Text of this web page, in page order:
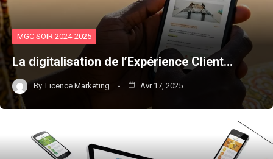
MGC SOIR 2024-2025
La digitalisation de l’Expérience Client…
By Licence Marketing Avr 17, 2025